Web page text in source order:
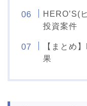
HERO’S(
投資案件
【まとめ
果